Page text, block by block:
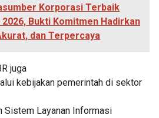
Korporasi Terbaik
2026, Bukti Komitmen Hadirkan
dan Terpercaya
juga
kebijakan pemerintah di sektor
Sistem Layanan Informasi